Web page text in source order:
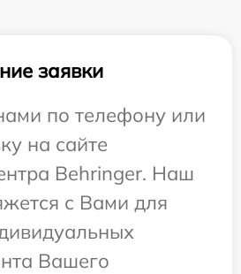
заявки
по телефону или
на сайте
Behringer. Наш
с Вами для
Вашего